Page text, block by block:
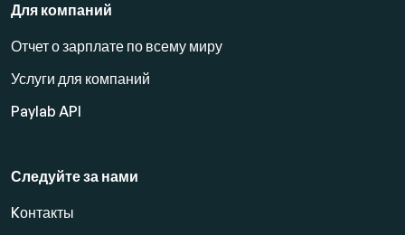
Для компаний
Отчет о зарплате по всему миру
Услуги для компаний
Paylab API
Следуйте за нами
Kонтакты